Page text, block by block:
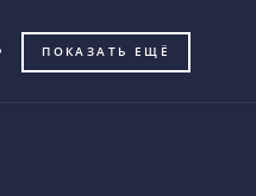
ПОКАЗАТЬ ЕЩЁ